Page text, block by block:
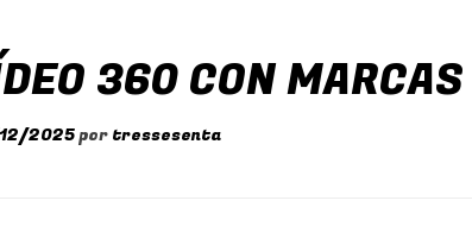
360 CON MARCAS
2025portressesenta